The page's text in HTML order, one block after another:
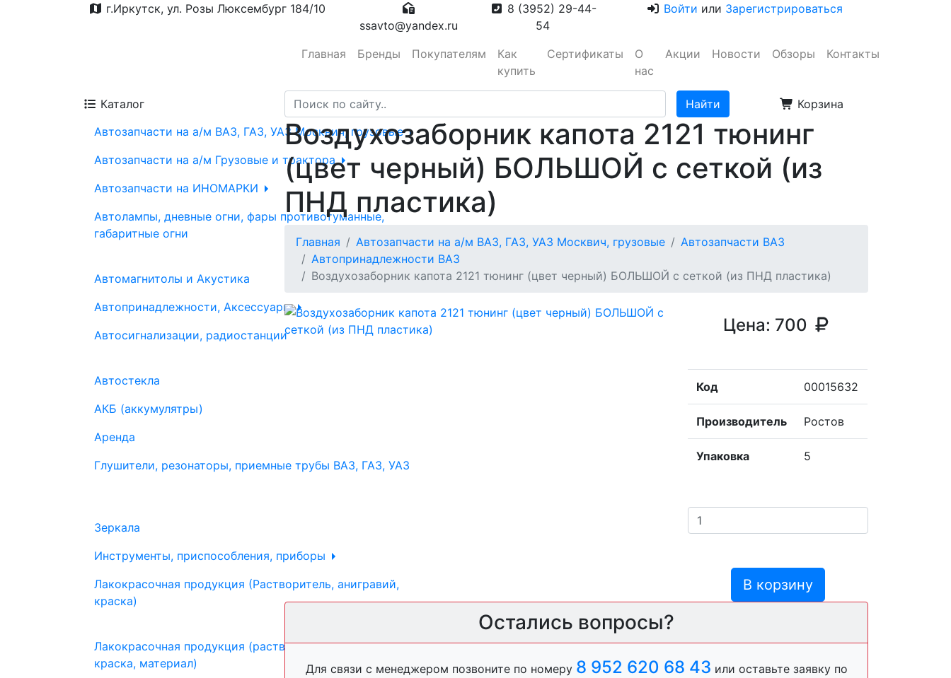
г.Иркутск, ул. Розы Люксембург 184/10
ssavto@yandex.ru
8 (3952) 29-44-
54
Войти или Зарегистрироваться
Главная Бренды Покупателям
Как
купить
Сертификаты
О
нас
Акции Новости Обзоры Контакты
Каталог
Корзина
Автозапчасти на а/м ВАЗ, ГАЗ, УАЗ Москвич, грузовые
Автозапчасти на а/м Грузовые и трактора
Автозапчасти на ИНОМАРКИ
Автолампы, дневные огни, фары противотуманные,
габаритные огни
Автомагнитолы и Акустика
Автопринадлежности, Аксессуары
Автосигнализации, радиостанции
Автостекла
АКБ (аккумулятры)
Аренда
Глушители, резонаторы, приемные трубы ВАЗ, ГАЗ, УАЗ
Зеркала
Инструменты, приспособления, приборы
Лакокрасочная продукция (Растворитель, анигравий,
краска)
Лакокрасочная продукция (растворитель, анигравий,
краска, материал)
Воздухозаборник капота 2121 тюнинг
(цвет черный) БОЛЬШОЙ с сеткой (из
ПНД пластика)
Главная Автозапчасти на а/м ВАЗ, ГАЗ, УАЗ Москвич, грузовые
Автозапчасти ВАЗ
Автопринадлежности ВАЗ
Воздухозаборник капота 2121 тюнинг (цвет черный) БОЛЬШОЙ с сеткой (из ПНД пластика)
Цена: 700
Код 00015632
Производитель Ростов
Упаковка 5
В корзину
Остались вопросы?
Для связи с менеджером позвоните по номеру 8 952 620 68 43 или оставьте заявку по